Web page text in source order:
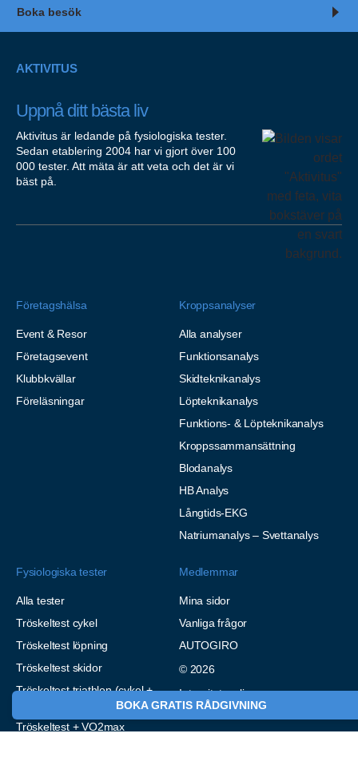
Boka besök
AKTIVITUS
Uppnå ditt bästa liv
Aktivitus är ledande på fysiologiska tester.
Sedan etablering 2004 har vi gjort över 100
000 tester. Att mäta är att veta och det är vi
bäst på.
Företagshälsa
Event & Resor
Företagsevent
Klubbkvällar
Föreläsningar
Kroppsanalyser
Alla analyser
Funktionsanalys
Skidteknikanalys
Löpteknikanalys
Funktions- & Löpteknikanalys
Kroppssammansättning
Blodanalys
HB Analys
Långtids-EKG
Natriumanalys – Svettanalys
Fysiologiska tester
Alla tester
Tröskeltest cykel
Tröskeltest löpning
Tröskeltest skidor
Tröskeltest triathlon (cykel +
Tröskeltest + VO2max
Medlemmar
Mina sidor
Vanliga frågor
AUTOGIRO
© 2026
Integritetspolicy
BOKA GRATIS RÅDGIVNING